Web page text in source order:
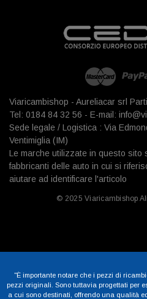
Viaricambishop - Aureliacar srl
Tel: 0184 84 32 56 - E-mail:
Sede legale / Logistica : Via
Ventimiglia (IM)
Le marche utilizzate in questo sito
fabbricanti delle auto in cui si
aiutare ad identificare l'articolo
© 2025 Viaricambishop
"È importante notare che i pezzi di
pezzi originali. Sono tuttavia progettati per
a cui sono destinati, offrendo una qualità